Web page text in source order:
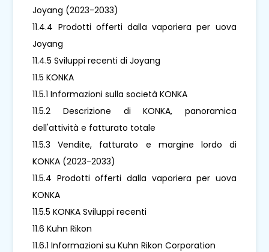
Joyang (2023-2033)
11.4.4 Prodotti offerti dalla vaporiera per uova
Joyang
11.4.5 Sviluppi recenti di Joyang
11.5 KONKA
11.5.1 Informazioni sulla società KONKA
11.5.2 Descrizione di KONKA, panoramica
dell'attività e fatturato totale
11.5.3 Vendite, fatturato e margine lordo di
KONKA (2023-2033)
11.5.4 Prodotti offerti dalla vaporiera per uova
KONKA
11.5.5 KONKA Sviluppi recenti
11.6 Kuhn Rikon
11.6.1 Informazioni su Kuhn Rikon Corporation